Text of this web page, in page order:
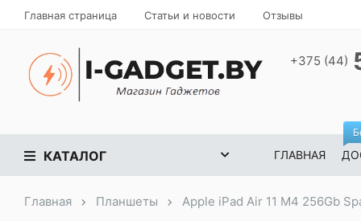
Главная страница Статьи и новости Отзывы
+375 (44)
КАТАЛОГ ГЛАВНАЯ
Главная Планшеты Apple iPad Air 11 M4 256Gb